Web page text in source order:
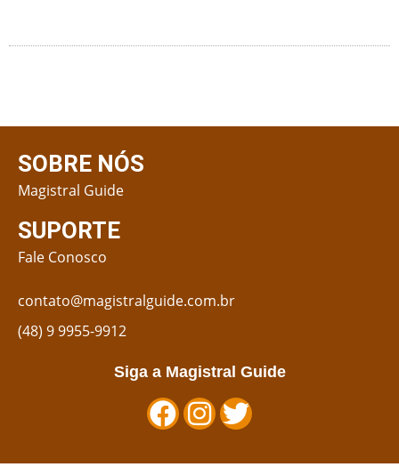
SOBRE NÓS
Magistral Guide
SUPORTE
Fale Conosco
contato@magistralguide.com.br
(48) 9 9955-9912
Siga a Magistral Guide